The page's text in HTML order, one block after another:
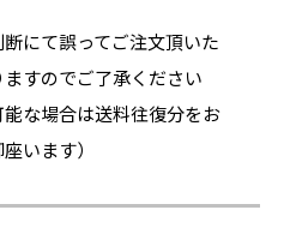
にて誤ってご注文頂いた
すのでご了承ください
能な場合は送料往復分をお
います）